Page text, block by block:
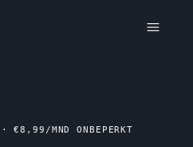
€8,99/MND ONBEPERKT